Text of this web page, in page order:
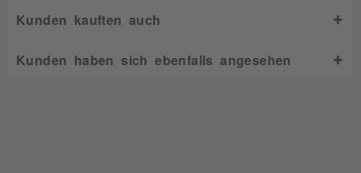
Kunden kauften auch
Kunden haben sich ebenfalls angesehen